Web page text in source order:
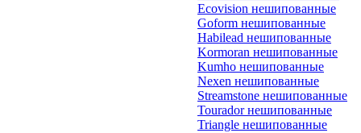
Ecovision нешипованные
Goform нешипованные
Habilead нешипованные
Kormoran нешипованные
Kumho нешипованные
Nexen нешипованные
Streamstone нешипованные
Tourador нешипованные
Triangle нешипованные